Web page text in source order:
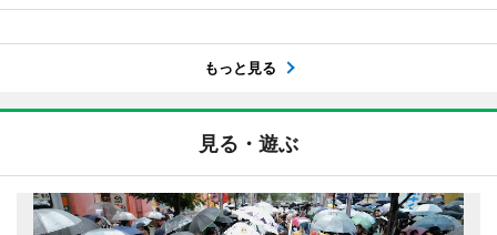
もっと見る
見る・遊ぶ